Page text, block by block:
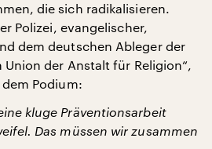
die sich radikalisieren.
Polizei, evangelischer,
dem deutschen Ableger der
Union der Anstalt für Religion“,
Podium:
kluge Präventionsarbeit
Das müssen wir zusammen